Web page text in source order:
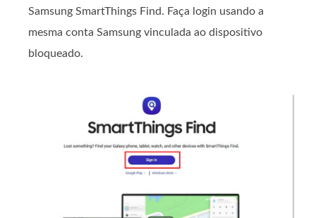
Samsung SmartThings Find. Faça login usando a
mesma conta Samsung vinculada ao dispositivo
bloqueado.